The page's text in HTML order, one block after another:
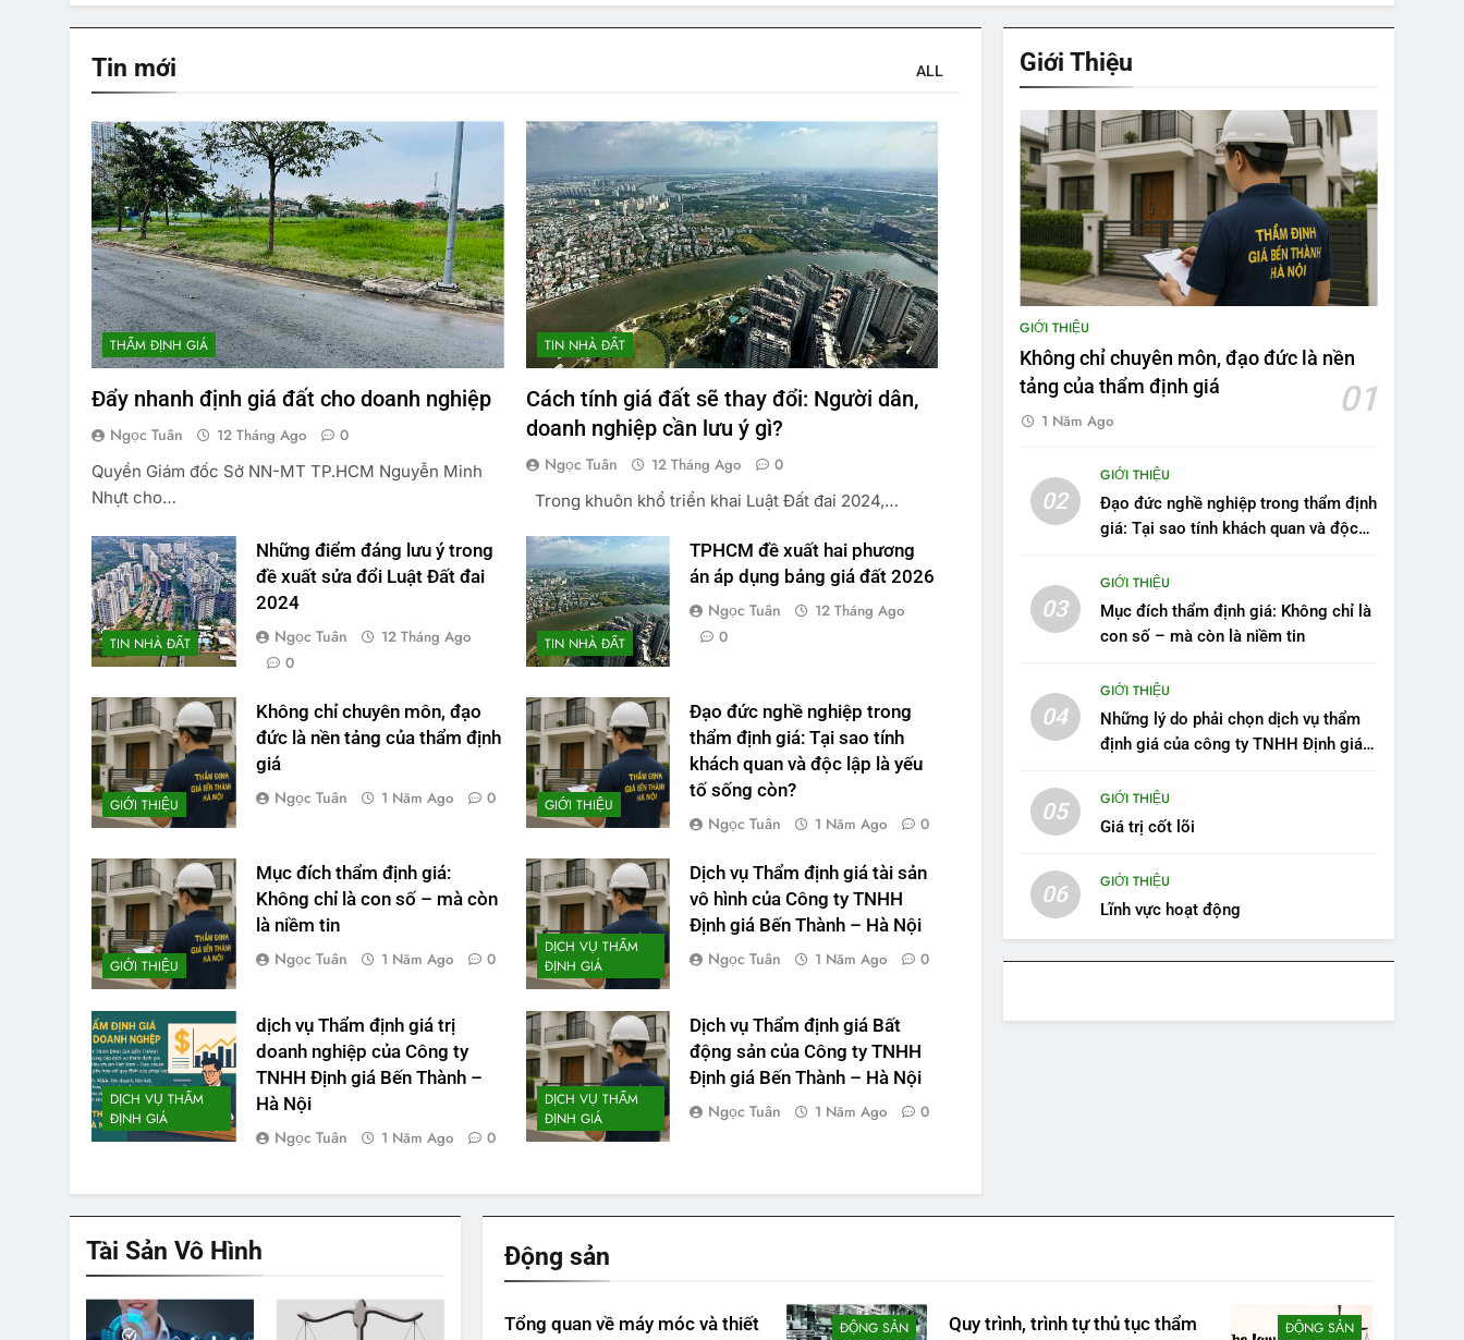
Tin mới ALL
THẨM ĐỊNH GIÁ
Đẩy nhanh định giá đất cho doanh nghiệp
Ngọc Tuân 12 Tháng Ago
0
Quyền Giám đốc Sở NN-MT TP.HCM Nguyễn Minh
Nhựt cho…
TIN NHÀ ĐẤT
Cách tính giá đất sẽ thay đổi: Người dân,
doanh nghiệp cần lưu ý gì?
Ngọc Tuân 12 Tháng Ago
0
Trong khuôn khổ triển khai Luật Đất đai 2024,…
TIN NHÀ ĐẤT
Những điểm đáng lưu ý trong
đề xuất sửa đổi Luật Đất đai
2024
Ngọc Tuân
12 Tháng Ago
0
TIN NHÀ ĐẤT
TPHCM đề xuất hai phương
án áp dụng bảng giá đất 2026
Ngọc Tuân
12 Tháng Ago
0
GIỚI THIỆU
Không chỉ chuyên môn, đạo
đức là nền tảng của thẩm định
giá
Ngọc Tuân 1 Năm Ago 0 GIỚI THIỆU
Đạo đức nghề nghiệp trong
thẩm định giá: Tại sao tính
khách quan và độc lập là yếu
tố sống còn?
Ngọc Tuân 1 Năm Ago 0
GIỚI THIỆU
Mục đích thẩm định giá:
Không chỉ là con số – mà còn
là niềm tin
Ngọc Tuân 1 Năm Ago 0
DỊCH VỤ THẨM
ĐỊNH GIÁ
Dịch vụ Thẩm định giá tài sản
vô hình của Công ty TNHH
Định giá Bến Thành – Hà Nội
Ngọc Tuân 1 Năm Ago 0
DỊCH VỤ THẨM
ĐỊNH GIÁ
dịch vụ Thẩm định giá trị
doanh nghiệp của Công ty
TNHH Định giá Bến Thành –
Hà Nội
Ngọc Tuân 1 Năm Ago 0
DỊCH VỤ THẨM
ĐỊNH GIÁ
Dịch vụ Thẩm định giá Bất
động sản của Công ty TNHH
Định giá Bến Thành – Hà Nội
Ngọc Tuân 1 Năm Ago 0
Giới Thiệu
GIỚI THIỆU
Không chỉ chuyên môn, đạo đức là nền
tảng của thẩm định giá
01
1 Năm Ago
02
GIỚI THIỆU
Đạo đức nghề nghiệp trong thẩm định
giá: Tại sao tính khách quan và độc
03
GIỚI THIỆU
Mục đích thẩm định giá: Không chỉ là
con số – mà còn là niềm tin
04
GIỚI THIỆU
Những lý do phải chọn dịch vụ thẩm
định giá của công ty TNHH Định giá
05
GIỚI THIỆU
Giá trị cốt lõi
06
GIỚI THIỆU
Lĩnh vực hoạt động
Tài Sản Vô Hình Động sản
ĐỘNG SẢN
Tổng quan về máy móc và thiết
ĐỘNG SẢN
Quy trình, trình tự thủ tục thẩm